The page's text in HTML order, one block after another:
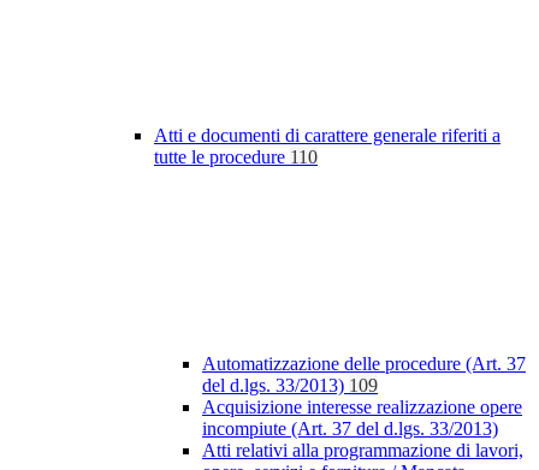
Atti e documenti di carattere generale riferiti a
tutte le procedure 110
Automatizzazione delle procedure (Art. 37
del d.lgs. 33/2013) 109
Acquisizione interesse realizzazione opere
incompiute (Art. 37 del d.lgs. 33/2013)
Atti relativi alla programmazione di lavori,